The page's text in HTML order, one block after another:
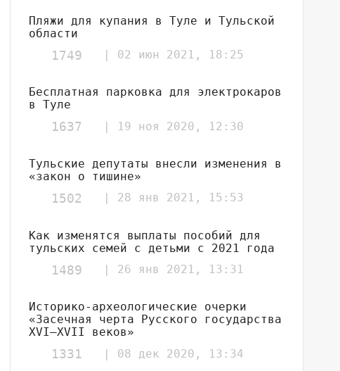
Пляжи для купания в Туле и Тульской
области
1749 | 02 июн 2021, 18:25
Бесплатная парковка для электрокаров
в Туле
1637 | 19 ноя 2020, 12:30
Тульские депутаты внесли изменения в
«закон о тишине»
1502 | 28 янв 2021, 15:53
Как изменятся выплаты пособий для
тульских семей с детьми с 2021 года
1489 | 26 янв 2021, 13:31
Историко-археологические очерки
«Засечная черта Русского государства
XVI–XVII веков»
1331 | 08 дек 2020, 13:34